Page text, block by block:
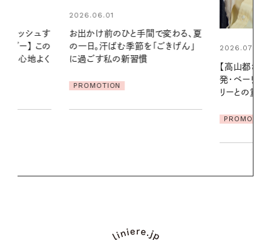
変わる、夏
ごきげん」
2026.07.21
発・ベーリングの腕時計】 アクセサ
リーとの重ねづけも素敵な大人の
2026.06.01
やりジェルと
ア
PROMOTION